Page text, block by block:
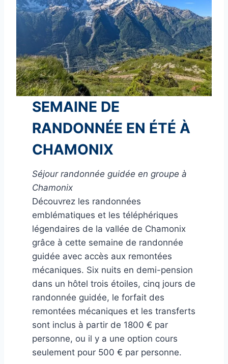
SEMAINE DE
RANDONNÉE EN ÉTÉ À
CHAMONIX
Séjour randonnée guidée en groupe à
Chamonix
Découvrez les randonnées
emblématiques et les téléphériques
légendaires de la vallée de Chamonix
grâce à cette semaine de randonnée
guidée avec accès aux remontées
mécaniques. Six nuits en demi-pension
dans un hôtel trois étoiles, cinq jours de
randonnée guidée, le forfait des
remontées mécaniques et les transferts
sont inclus à partir de 1800 € par
personne, ou il y a une option cours
seulement pour 500 € par personne.